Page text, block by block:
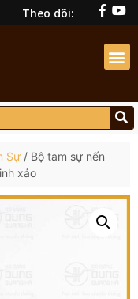
Theo dõi:
Sự / Bộ tam sự nến
xảo